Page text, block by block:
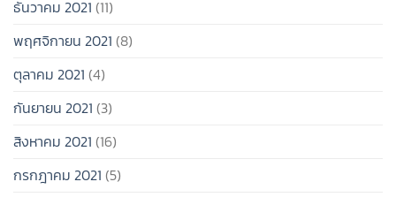
ธันวาคม 2021 (11)
พฤศจิกายน 2021 (8)
ตุลาคม 2021 (4)
กันยายน 2021 (3)
สิงหาคม 2021 (16)
กรกฎาคม 2021 (5)